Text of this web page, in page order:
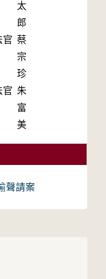
太
郎
官 蔡
宗
珍
官 朱
富
美
聲請案